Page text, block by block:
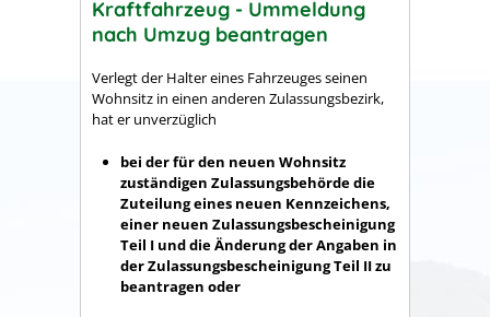
Kraftfahrzeug - Ummeldung
nach Umzug beantragen
Verlegt der Halter eines Fahrzeuges seinen
Wohnsitz in einen anderen Zulassungsbezirk,
hat er unverzüglich
bei der für den neuen Wohnsitz
zuständigen Zulassungsbehörde die
Zuteilung eines neuen Kennzeichens,
einer neuen Zulassungsbescheinigung
Teil I und die Änderung der Angaben in
der Zulassungsbescheinigung Teil II zu
beantragen oder